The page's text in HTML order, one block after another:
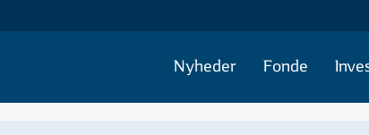
Nyheder Fonde